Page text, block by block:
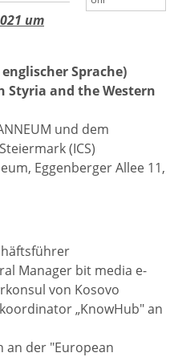
um
Sprache)
Styria and the Western
und dem
(ICS)
Eggenberger Allee 11,
Manager bit media e-
von Kosovo
„KnowHub" an
an der "European